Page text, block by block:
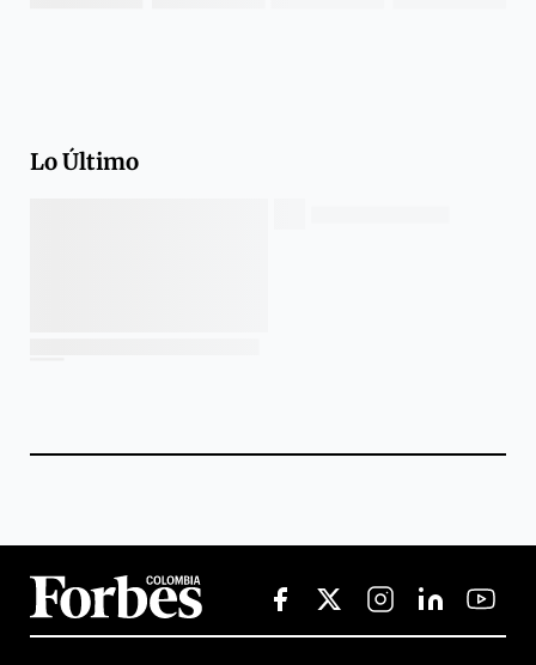
Lo Último